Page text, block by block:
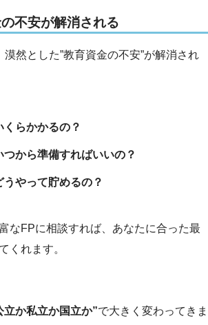
不安が解消される
漠然とした”教育資金の不安”が解消され
らかかるの？
から準備すればいいの？
やって貯めるの？
なFPに相談すれば、あなたに合った最
くれます。
立か私立か国立か”で大きく変わってきま